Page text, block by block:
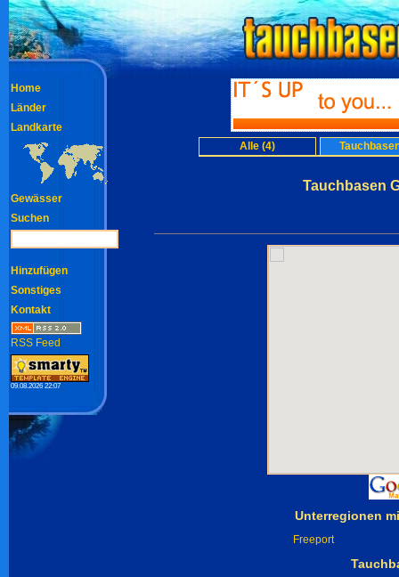
Alle (4)
Tauchbasen
Unterregionen
Freeport
Home
Länder
Landkarte
Gewässer
Suchen
Hinzufügen
Sonstiges
Kontakt
RSS Feed
09.08.2026 22:07